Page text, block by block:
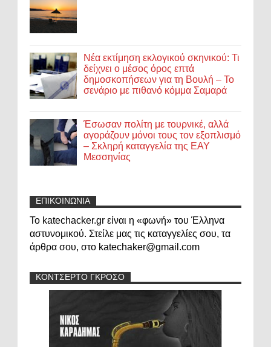
Νέα εκτίμηση εκλογικού σκηνικού: Τι
δείχνει ο μέσος όρος επτά
δημοσκοπήσεων για τη Βουλή – Το
σενάριο με πιθανό κόμμα Σαμαρά
Έσωσαν πολίτη με τουρνικέ, αλλά
αγοράζουν μόνοι τους τον εξοπλισμό
– Σκληρή καταγγελία της ΕΑΥ
Μεσσηνίας
ΕΠΙΚΟΙΝΩΝΙΑ
Το katechacker.gr είναι η «φωνή» του Έλληνα
αστυνομικού. Στείλε μας τις καταγγελίες σου, τα
άρθρα σου, στο katechaker@gmail.com
ΚΟΝΤΣΕΡΤΟ ΓΚΡΟΣΟ